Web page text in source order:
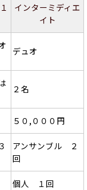
インターミディエ
イト
デュオ
２名
５０,０００円
アンサンブル ２
回
個人 １回